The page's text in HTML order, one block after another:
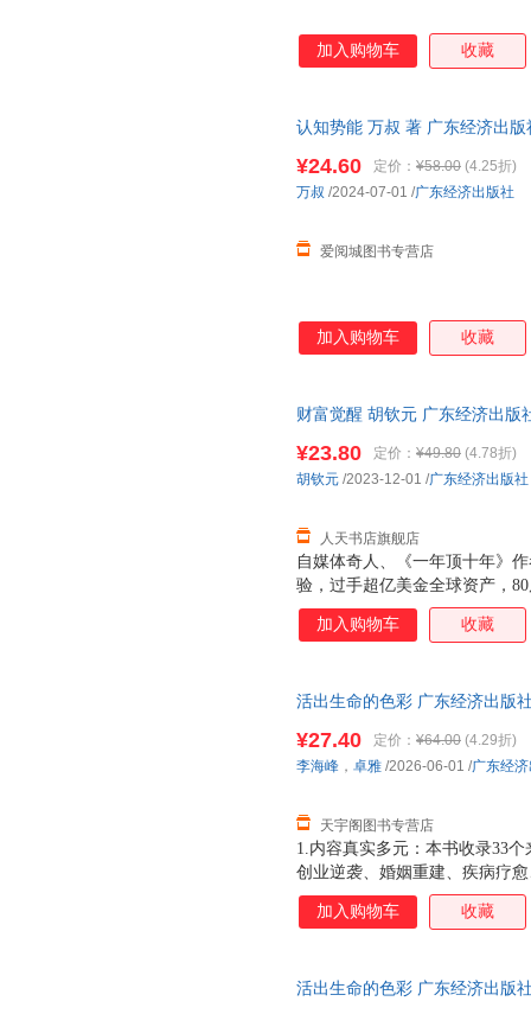
加入购物车 收藏
认知势能 万叔 著 广东经济出
¥24.60 定价： ¥58.00 (4.25折)
爱阅城图书专营店
万叔 /2024-07-01 /广东经济出版社
加入购物车 收藏
财富觉醒 胡钦元 广东经济出版
自媒体奇人、《一年顶十年》
验，过手超亿美金全球资产，
道！ 如何从高考不到300分的
富本质，在认知层面培养真正
富的量级增长？ 如何经营好婚
¥23.80 定价： ¥49.80 (4.78折)
人天书店旗舰店
胡钦元 /2023-12-01 /广东经济出版社
加入购物车 收藏
活出生命的色彩 广东经济出版
1.内容真实多元：本书收录33
创业逆袭、婚姻重建、疾病疗
本，为读者提供丰富可参照的
贯穿线索，将抽象的情绪、关
式，读者可与作者直接交流互
¥27.40 定价： ¥64.00 (4.29折)
天宇阁图书专营店
李海峰 ， 卓雅 /2026-06-01 /广东经
加入购物车 收藏
活出生命的色彩 广东经济出版